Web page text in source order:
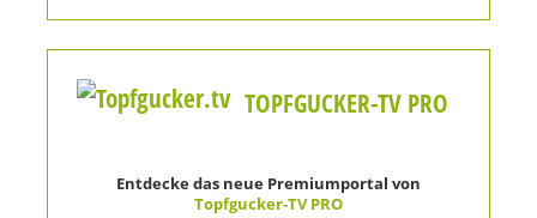
TOPFGUCKER-TV PRO
Entdecke das neue Premiumportal von
Topfgucker-TV PRO